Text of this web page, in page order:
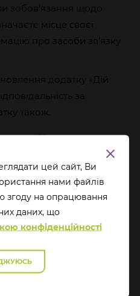
зобов’язання щодо
місце своєї
про засоби зв’язку
додатку «Дій
за
також.
«Дій вдома», але не
Ваші дані, як бути?
даних», у Вас як
є:
персональних даних,
або місце
цей сайт, Ви
нами файлів
згоду на опрацювання
даних, що
конфіденційності